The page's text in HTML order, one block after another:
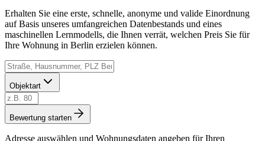
Erhalten Sie eine erste, schnelle, anonyme und valide Einordnung
auf Basis unseres umfangreichen Datenbestands und eines
maschinellen Lernmodells, die Ihnen verrät, welchen Preis Sie für
Ihre Wohnung in Berlin erzielen können.
Objektart
Bewertung starten
Adresse auswählen und Wohnungsdaten angeben für Ihren